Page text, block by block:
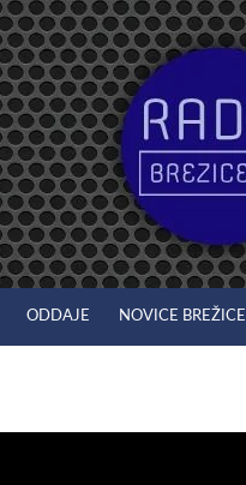
ODDAJE NOVICE BREŽICE